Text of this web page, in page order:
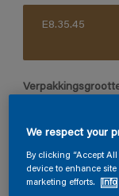
E8.35.45
Aantal
We respect your
By clicking “Accept All
device to enhance
marketing efforts.
Info